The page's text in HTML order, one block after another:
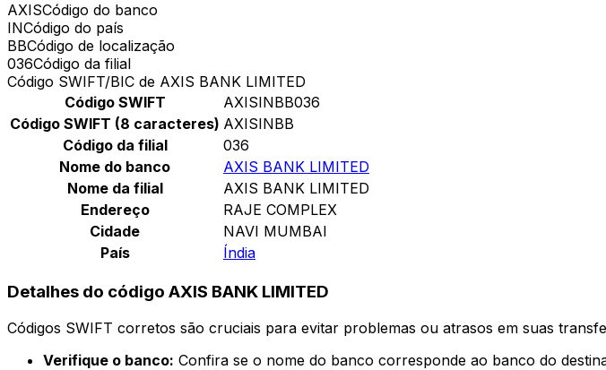
AXISCódigo do banco
INCódigo do país
BBCódigo de localização
036Código da filial
Código SWIFT/BIC de AXIS BANK LIMITED
Código SWIFT
AXISINBB036
Código SWIFT (8 caracteres) AXISINBB
Código da filial
036
Nome do banco
AXIS BANK LIMITED
Nome da filial
AXIS BANK LIMITED
Endereço
RAJE COMPLEX
Cidade
NAVI MUMBAI
País
Índia
Detalhes do código AXIS BANK LIMITED
Códigos SWIFT corretos são cruciais para evitar problemas ou atrasos em suas
Verifique o banco: Confira se o nome do banco corresponde ao banco do